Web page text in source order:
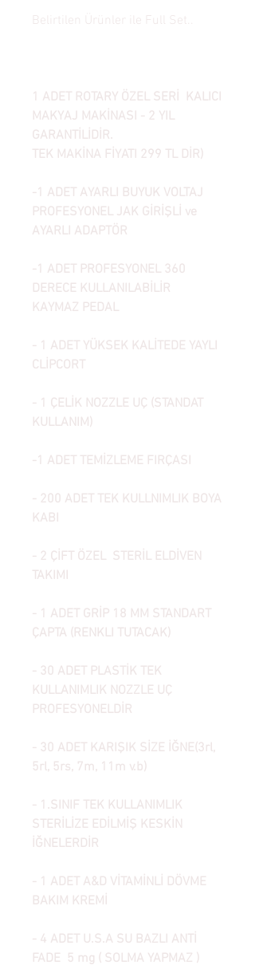
Belirtilen Ürünler ile Full Set..
1 ADET ROTARY ÖZEL SERİ KALICI
MAKYAJ MAKİNASI - 2 YIL
GARANTİLİDİR.
TEK MAKİNA FİYATI 299 TL DİR)
-1 ADET AYARLI BUYUK VOLTAJ
PROFESYONEL JAK GİRİŞLİ ve
AYARLI ADAPTÖR
-1 ADET PROFESYONEL 360
DERECE KULLANILABİLİR
KAYMAZ PEDAL
- 1 ADET YÜKSEK KALİTEDE YAYLI
CLİPCORT
- 1 ÇELİK NOZZLE UÇ (STANDAT
KULLANIM)
-1 ADET TEMİZLEME FIRÇASI
- 200 ADET TEK KULLNIMLIK BOYA
KABI
- 2 ÇİFT ÖZEL STERİL ELDİVEN
TAKIMI
- 1 ADET GRİP 18 MM STANDART
ÇAPTA (RENKLI TUTACAK)
- 30 ADET PLASTİK TEK
KULLANIMLIK NOZZLE UÇ
PROFESYONELDİR
- 30 ADET KARIŞIK SİZE İĞNE(3rl,
5rl, 5rs, 7m, 11m v.b)
- 1.SINIF TEK KULLANIMLIK
STERİLİZE EDİLMİŞ KESKİN
İĞNELERDİR
- 1 ADET A&D VİTAMİNLİ DÖVME
BAKIM KREMİ
- 4 ADET U.S.A SU BAZLI ANTİ
FADE 5 mg ( SOLMA YAPMAZ )